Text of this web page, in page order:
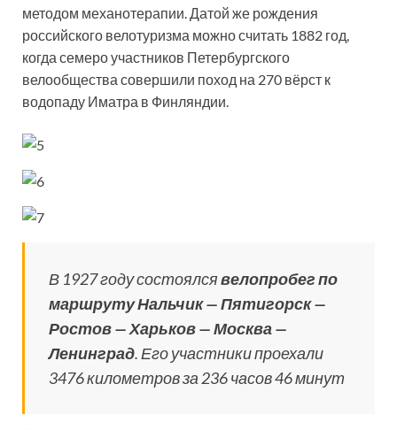
методом механотерапии. Датой же рождения
российского велотуризма можно считать 1882 год,
когда семеро участников Петербургского
велообщества совершили поход на 270 вёрст к
водопаду Иматра в Финляндии.
В 1927 году состоялсявелопробег по
маршруту Нальчик — Пятигорск —
Ростов — Харьков — Москва —
Ленинград. Его участники проехали
3476 километров за 236 часов 46 минут